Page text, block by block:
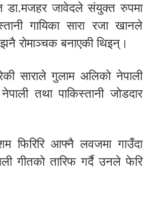
डा.मजहर जावेदले संयुक्त रुपमा
गायिका सारा रजा खानले
रोमाञ्चक बनाएकी थिइन्।
साराले गुलाम अलिको नेपाली
तथा पाकिस्तानी जोडदार
फिरिरि आफ्नै लवजमा गाउँदा
गीतको तारिफ गर्दै उनले फेरि